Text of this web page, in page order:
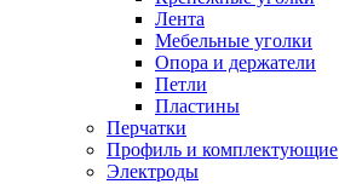
Лента
Мебельные уголки
Опора и держатели
Петли
Пластины
Перчатки
Профиль и комплектующие
Электроды